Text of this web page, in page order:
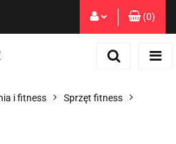
Dodaj zgłoszenie
(0)
i fitness Sprzęt fitness